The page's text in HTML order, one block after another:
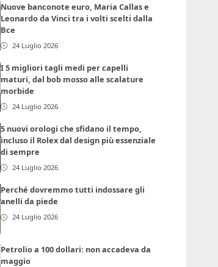
Nuove banconote euro, Maria Callas e
Leonardo da Vinci tra i volti scelti dalla
Bce
24 Luglio 2026
I 5 migliori tagli medi per capelli
maturi, dal bob mosso alle scalature
morbide
24 Luglio 2026
5 nuovi orologi che sfidano il tempo,
incluso il Rolex dal design più essenziale
di sempre
24 Luglio 2026
Perché dovremmo tutti indossare gli
anelli da piede
24 Luglio 2026
Petrolio a 100 dollari: non accadeva da
maggio